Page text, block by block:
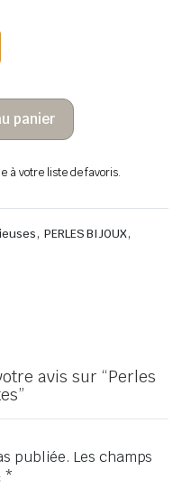
panier
à votre liste de favoris.
, PERLES BIJOUX,
avis sur “Perles
publiée. Les champs
*